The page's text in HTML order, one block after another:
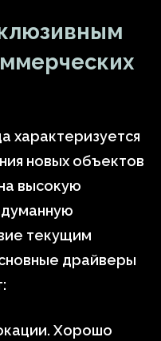
характеризуется
новых объектов
высокую
текущим
драйверы
Хорошо